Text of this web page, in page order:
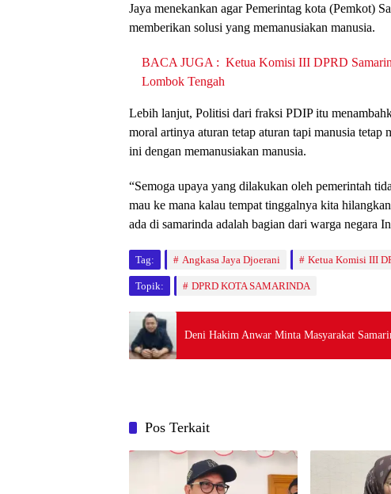
Jaya menekankan agar Pemerintag kota (Pemkot)
memberikan solusi yang memanusiakan manusia.
BACA JUGA : Ketua Komisi III DPRD
Lombok Tengah
Lebih lanjut, Politisi dari fraksi PDIP itu
moral artinya aturan tetap aturan tapi manusia
ini dengan memanusiakan manusia.
“Semoga upaya yang dilakukan oleh pemerintah
mau ke mana kalau tempat tinggalnya kita
ada di samarinda adalah bagian dari warga negara
Tag: Angkasa Jaya Djoerani Ketua Komisi III
Topik: DPRD KOTA SAMARINDA
Deni Hakim Anwar Minta Masyarakat
Pos Terkait